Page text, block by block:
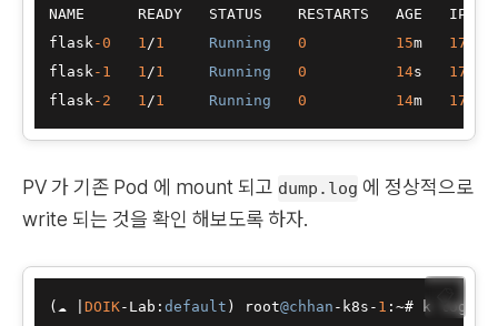
NAME      READY   STATUS    RESTARTS   AGE   IP
flask -0 1 /1 Running 0 15m
flask -1 1 /1 Running 0 14s
flask -2 1 /1 Running 0 14m
PV 가 기존 Pod 에 mount 되고 dump.log 에 정상적으로
write 되는 것을 확인 해보도록 하자.
( ☁ DOIK- Lab: default ) root@chhan - k8s - 1 : ~# k logs
📋